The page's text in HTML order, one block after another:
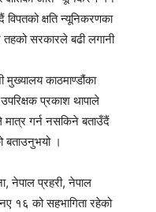
क्षति न्यूनिकरणका
तहको सरकारले बढी लगानी
मुख्यालय काठमाण्डौंका
प्रकाश थापाले
गर्न नसकिने बताउँदैं
बताउनुभयो ।
नेपाल प्रहरी, नेपाल
१६ को सहभागिता रहेको